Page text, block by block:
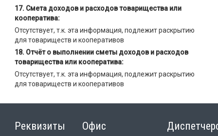
Смета доходов и расходов товарищества или
кооператива:
Отсутствует, т.к. эта информация, подлежит раскрытию
для товариществ и кооперативов
Отчёт о выполнении сметы доходов и расходов
товарищества или кооператива:
Отсутствует, т.к. эта информация, подлежит раскрытию
для товариществ и кооперативов
Реквизиты Офис